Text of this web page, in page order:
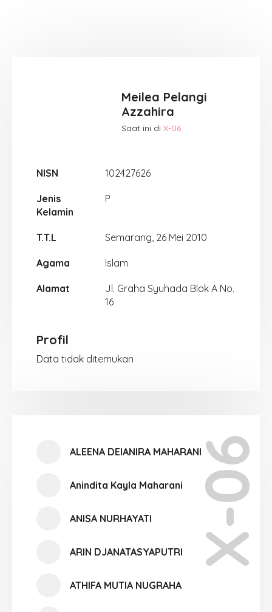
Meilea Pelangi
Azzahira
Saat ini diX-06
NISN 102427626
Jenis
Kelamin
P
T.T.L Semarang, 26 Mei 2010
Agama Islam
Alamat
Jl. Graha Syuhada Blok A No.
16
Profil
Data tidak ditemukan
X-06
ALEENA DEIANIRA MAHARANI
Anindita Kayla Maharani
ANISA NURHAYATI
ARIN DJANATASYAPUTRI
ATHIFA MUTIA NUGRAHA